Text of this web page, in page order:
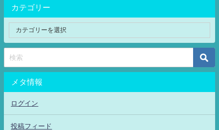
カテゴリー
メタ情報
ログイン
投稿フィード